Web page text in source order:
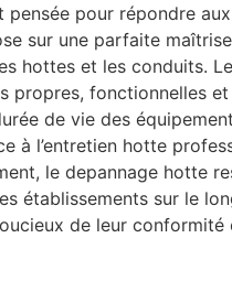
pensée pour répondre
sur une parfaite
hottes et les conduits.
propres, fonctionnelles
de vie des
à l’entretien hotte
le depannage hotte
établissements sur le
de leur